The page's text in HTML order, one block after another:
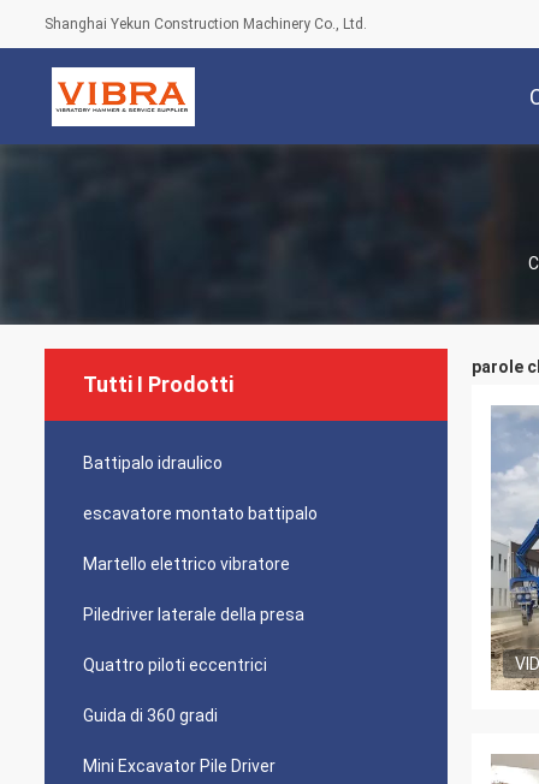
Shanghai Yekun Construction Machinery Co., Ltd.
Tutti I Prodotti
Battipalo idraulico
escavatore montato battipalo
Martello elettrico vibratore
Piledriver laterale della presa
Quattro piloti eccentrici
Guida di 360 gradi
Mini Excavator Pile Driver
parole